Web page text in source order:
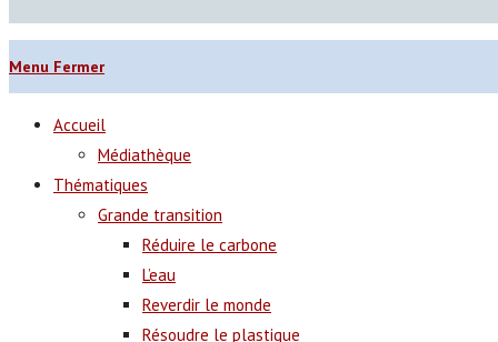
Menu Fermer
Accueil
Médiathèque
Thématiques
Grande transition
Réduire le carbone
L’eau
Reverdir le monde
Résoudre le plastique